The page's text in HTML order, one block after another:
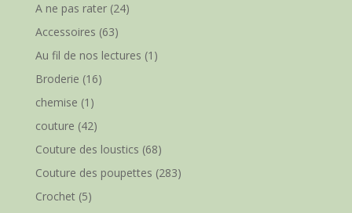
A ne pas rater(24)
Accessoires (63)
Au fil de nos lectures (1)
Broderie (16)
chemise (1)
couture (42)
Couture des loustics (68)
Couture des poupettes (283)
Crochet(5)